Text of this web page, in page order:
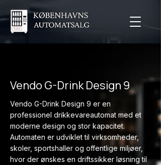
Vendo G-Drink Design 9
Vendo G-Drink Design 9 er en
professionel drikkevareautomat med et
moderne design og stor kapacitet.
Automaten er udviklet til virksomheder,
skoler, sportshaller og offentlige miljøer,
hvor der ønskes en driftssikker løsning til